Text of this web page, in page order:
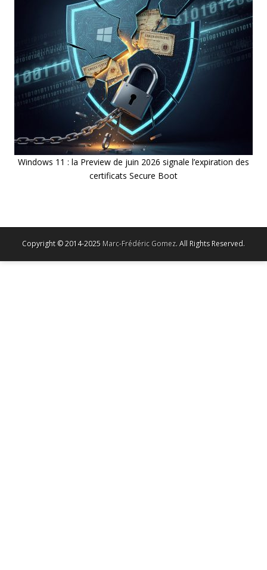
Windows 11 : la Preview de juin 2026 signale l’expiration des
certificats Secure Boot
Copyright © 2014-2025 Marc-Frédéric Gomez. All Rights Reserved.